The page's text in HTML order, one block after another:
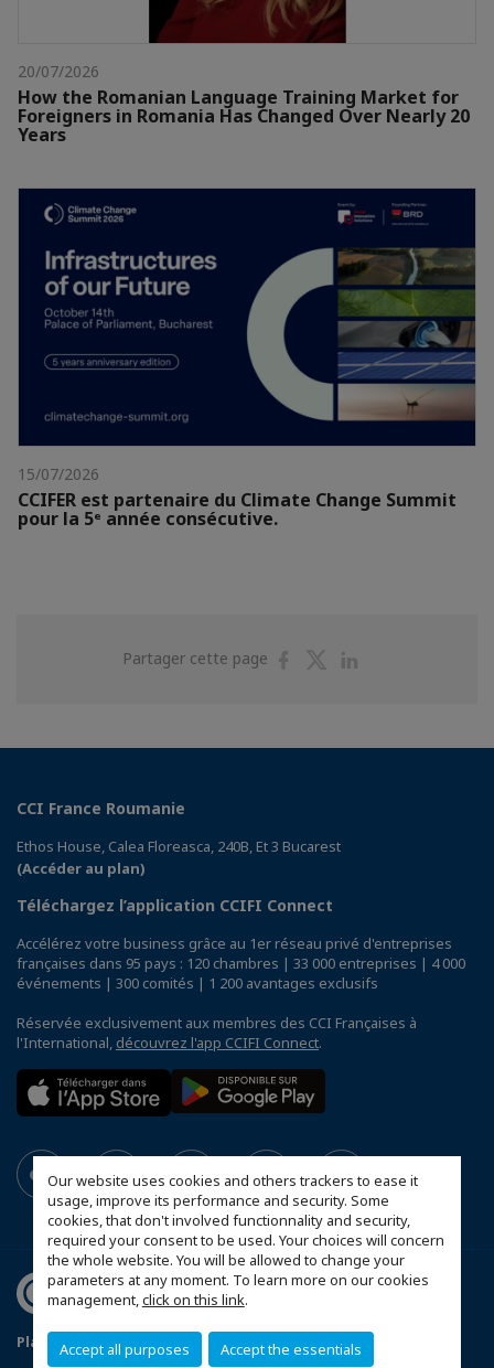
Our website uses cookies and others trackers to ease it
usage, improve its performance and security. Some
cookies, that don't involved functionnality and security,
required your consent to be used. Your choices will concern
the whole website. You will be allowed to change your
parameters at any moment. To learn more on our cookies
management,click on this link.
Accept all purposes Accept the essentials
20/07/2026
How the Romanian Language Training Market for
Foreigners in Romania Has Changed Over Nearly 20
Years
15/07/2026
CCIFER est partenaire du Climate Change Summit
pour la 5ᵉ année consécutive.
Partager cette page
PartagerPartager
CCI France Roumanie
Ethos House, Calea Floreasca, 240B, Et 3 Bucarest
(Accéder au plan)
Téléchargez l’application CCIFI Connect
Accélérez votre business grâce au 1er réseau privé d'entreprises
françaises dans 95 pays : 120 chambres | 33 000 entreprises | 4 000
événements | 300 comités | 1 200 avantages exclusifs
Réservée exclusivement aux membres des CCI Françaises à
l'International, découvrez l'app CCIFI Connect.
Plan du site Statut CCIFER
Mentions légales